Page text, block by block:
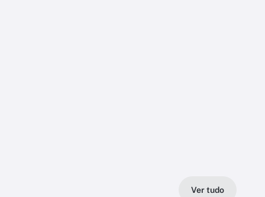
Ver tudo